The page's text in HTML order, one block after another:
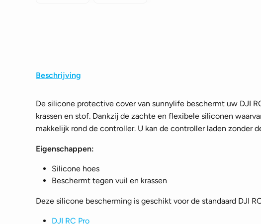
Beschrijving
De silicone protective cover van sunnylife beschermt uw DJI
krassen en stof. Dankzij de zachte en flexibele siliconen
makkelijk rond de controller. U kan de controller laden zonder
Eigenschappen:
Silicone hoes
Beschermt tegen vuil en krassen
Deze silicone bescherming is geschikt voor de standaard DJI
DJI RC Pro